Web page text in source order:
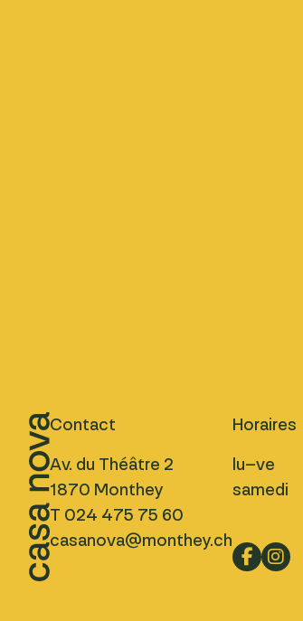
Contact
Av. du Théâtre 2
1870 Monthey
T 024 475 75 60
casanova@monthey.ch
Horaires
lu–ve
samedi